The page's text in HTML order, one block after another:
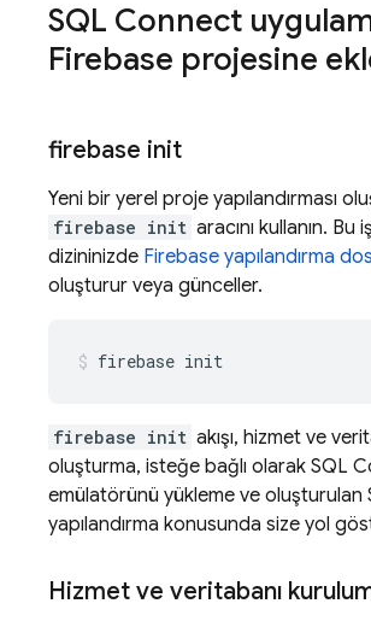
SQL Connect
Firebase projesine
firebase init
Yeni bir yerel proje yapılandırması
firebase init aracını kullanın. Bu
dizininizde Firebase yapılandırma
oluşturur veya günceller.
firebase init
firebase init akışı, hizmet ve
oluşturma, isteğe bağlı olarak SQL
emülatörünü yükleme ve oluşturulan
yapılandırma konusunda size yol
Hizmet ve veritabanı